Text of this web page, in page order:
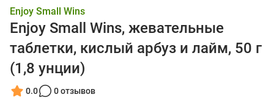
Enjoy Small Wins
Enjoy Small Wins, жевательные
таблетки, кислый арбуз и лайм, 50 г
(1,8 унции)
0.0 0 отзывов